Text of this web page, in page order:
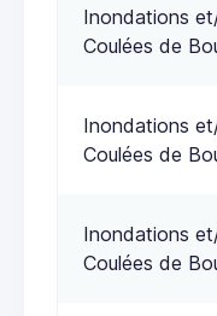
Inondations
Coulées de
Inondations
Coulées de
Inondations
Coulées de